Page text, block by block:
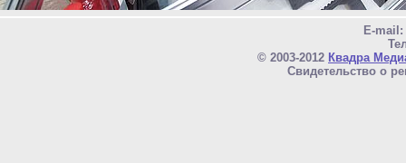
E-mail:
© 2003-2012 Квадра
Свидетельство о